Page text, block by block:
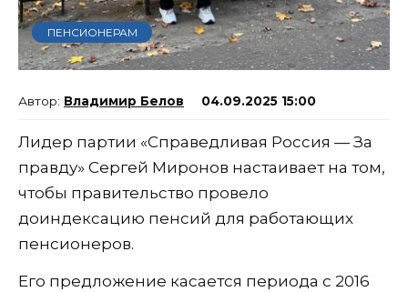
ПЕНСИОНЕРАМ
Владимир Белов 04.09.2025 15:00
Лидер партии «Справедливая Россия — За
правду» Сергей Миронов настаивает на том,
чтобы правительство провело
доиндексацию пенсий для работающих
пенсионеров.
Его предложение касается периода с 2016